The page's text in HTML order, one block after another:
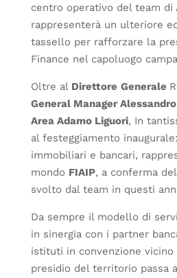
centro operativo del team di
rappresenterà un ulteriore
tassello per rafforzare la
Finance nel capoluogo
Oltre al Direttore Generale
General Manager
Area Adamo Liguori, In
al festeggiamento
immobiliari e bancari,
mondo FIAIP, a conferma
svolto dal team in questi
Da sempre il modello di
in sinergia con i partner
istituti in convenzione
presidio del territorio passa